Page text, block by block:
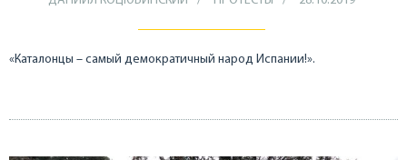
«Каталонцы – самый демократичный народ Испании!».